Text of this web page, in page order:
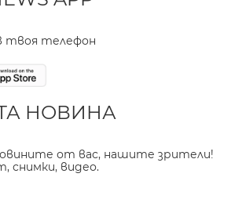
твоя телефон
НОВИНА
от вас, нашите зрители!
снимки, видео.